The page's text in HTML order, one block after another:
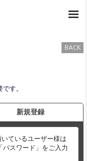
BACK
す。
新規登録
ているユーザー様は
パスワード」をご入力